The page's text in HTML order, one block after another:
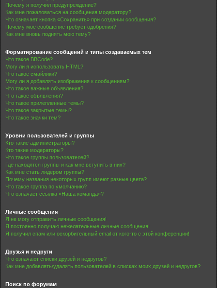
Почему я получил предупреждение?
Как мне пожаловаться на сообщения модератору?
Что означает кнопка «Сохранить» при создании сообщения?
Почему моё сообщение требует одобрения?
Как мне вновь поднять мою тему?
Форматирование сообщений и типы создаваемых тем
Что такое BBCode?
Могу ли я использовать HTML?
Что такое смайлики?
Могу ли я добавлять изображения к сообщениям?
Что такое важные объявления?
Что такое объявления?
Что такое прилепленные темы?
Что такое закрытые темы?
Что такое значки тем?
Уровни пользователей и группы
Кто такие администраторы?
Кто такие модераторы?
Что такое группы пользователей?
Где находятся группы и как мне вступить в них?
Как мне стать лидером группы?
Почему названия некоторых групп имеют разные цвета?
Что такое группа по умолчанию?
Что означает ссылка «Наша команда»?
Личные сообщения
Я не могу отправить личные сообщения!
Я постоянно получаю нежелательные личные сообщения!
Я получил спам или оскорбительный email от кого-то с этой конференции!
Друзья и недруги
Что означают списки друзей и недругов?
Как мне добавлять/удалять пользователей в списках моих друзей и недругов?
Поиск по форумам